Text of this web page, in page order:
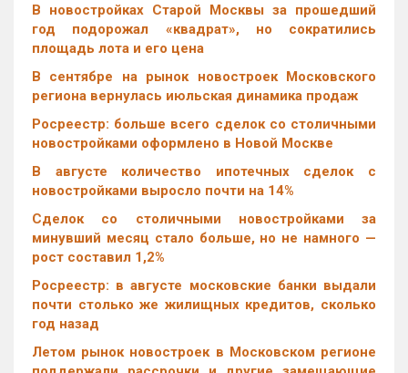
В новостройках Старой Москвы за прошедший
год подорожал «квадрат», но сократились
площадь лота и его цена
В сентябре на рынок новостроек Московского
региона вернулась июльская динамика продаж
Росреестр: больше всего сделок со столичными
новостройками оформлено в Новой Москве
В августе количество ипотечных сделок с
новостройками выросло почти на 14%
Cделок со столичными новостройками за
минувший месяц стало больше, но не намного —
рост составил 1,2%
Росреестр: в августе московские банки выдали
почти столько же жилищных кредитов, сколько
год назад
Летом рынок новостроек в Московском регионе